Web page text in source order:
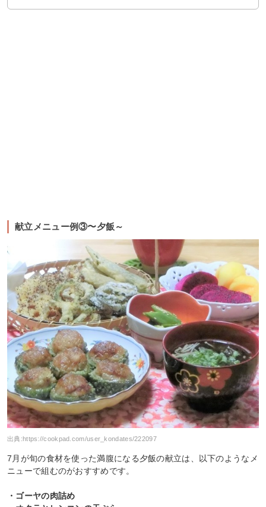
献立メニュー例③〜夕飯～
出典:https://cookpad.com/user_kondates/222097
7月が旬の食材を使った満腹になる夕飯の献立は、以下のようなメ
ニューで組むのがおすすめです。
・ゴーヤの肉詰め